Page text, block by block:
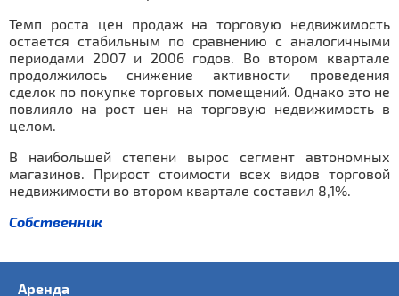
Темп роста цен продаж на торговую недвижимость
остается стабильным по сравнению с аналогичными
периодами 2007 и 2006 годов. Во втором квартале
продолжилось снижение активности проведения
сделок по покупке торговых помещений. Однако это не
повлияло на рост цен на торговую недвижимость в
целом.
В наибольшей степени вырос сегмент автономных
магазинов. Прирост стоимости всех видов торговой
недвижимости во втором квартале составил 8,1%.
Собственник
Аренда